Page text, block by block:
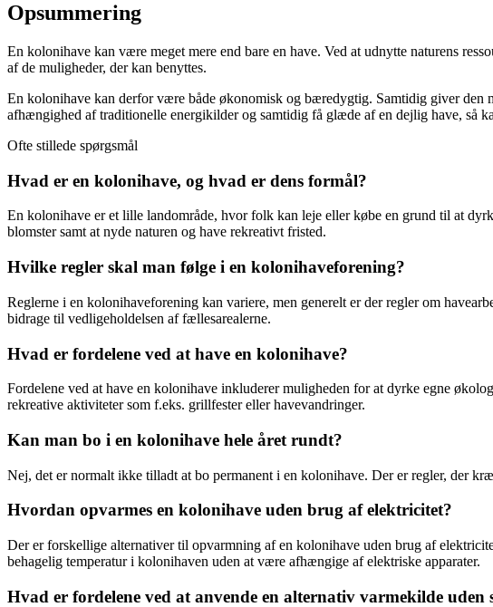
Opsummering
En kolonihave kan være meget mere end bare en have. Ved at udnytte naturens
af de muligheder, der kan benyttes.
En kolonihave kan derfor være både økonomisk og bæredygtig. Samtidig giver den
afhængighed af traditionelle energikilder og samtidig få glæde af en dejlig have, så
Ofte stillede spørgsmål
Hvad er en kolonihave, og hvad er dens formål?
En kolonihave er et lille landområde, hvor folk kan leje eller købe en grund til at
blomster samt at nyde naturen og have rekreativt fristed.
Hvilke regler skal man følge i en kolonihaveforening?
Reglerne i en kolonihaveforening kan variere, men generelt er der regler om
bidrage til vedligeholdelsen af fællesarealerne.
Hvad er fordelene ved at have en kolonihave?
Fordelene ved at have en kolonihave inkluderer muligheden for at dyrke egne
rekreative aktiviteter som f.eks. grillfester eller havevandringer.
Kan man bo i en kolonihave hele året rundt?
Nej, det er normalt ikke tilladt at bo permanent i en kolonihave. Der er regler, der
Hvordan opvarmes en kolonihave uden brug af elektricitet?
Der er forskellige alternativer til opvarmning af en kolonihave uden brug af
behagelig temperatur i kolonihaven uden at være afhængige af elektriske apparater.
Hvad er fordelene ved at anvende en alternativ varmekilde uden